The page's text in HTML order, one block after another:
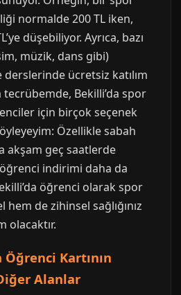
normalde 200 TL iken,
düşebiliyor. Ayrıca, bazı
müzik, dans gibi)
ücretsiz katılım
tecrübemde, Bekilli’da spor
için birçok seçenek
Özellikle sabah
akşam geç saatlerde
indirimi daha da
öğrenci olarak spor
de zihinsel sağlığınız
olacaktır.
Kartının
Alanlar